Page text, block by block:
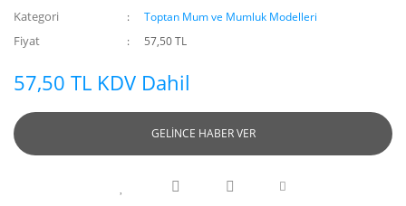
Kategori Toptan Mum ve Mumluk Modelleri
Fiyat 57,50 TL
57,50 TL KDV Dahil
GELİNCE HABER VER